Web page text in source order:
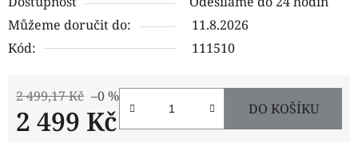
Můžeme doručit do:
11.8.2026
Kód:
111510
2 499,17 Kč –0 %
2 499 Kč DO KOŠÍKU